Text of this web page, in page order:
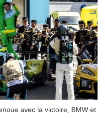
avec la victoire, BMW et